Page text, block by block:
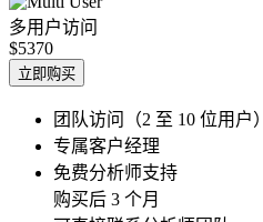
多用户访问
$5370
立即购买
团队访问（2 至 10 位用户）
专属客户经理
免费分析师支持
购买后 3 个月